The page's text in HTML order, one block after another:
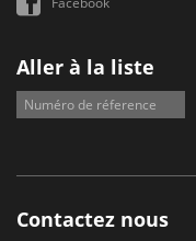
Aller à la liste
Contactez nous